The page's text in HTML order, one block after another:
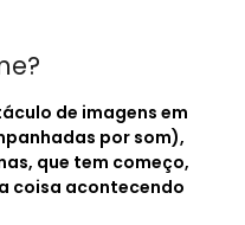
de imagens em
por som),
que tem começo,
coisa acontecendo